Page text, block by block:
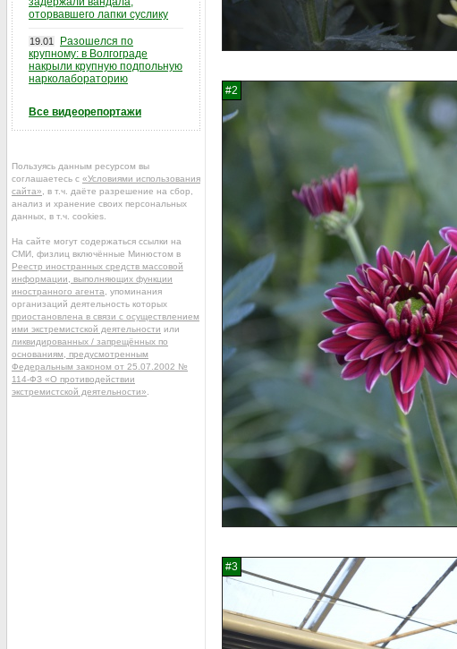
оторвавшего лапки суслику
19.01
Разошелся по
крупному: в Волгограде
накрыли крупную подпольную
нарколабораторию
Все видеорепортажи
Пользуясь данным ресурсом вы
соглашаетесь с «Условиями использования
сайта» , в т.ч. даёте разрешение на сбор,
анализ и хранение своих персональных
данных, в т.ч. cookies.
На сайте могут содержаться ссылки на
СМИ, физлиц включённые Минюстом в
Реестр иностранных средств массовой
информации, выполняющих функции
иностранного агента , упоминания
организаций деятельность которых
приостановлена в связи с осуществлением
ими экстремистской деятельности или
ликвидированных / запрещённых по
основаниям, предусмотренным
Федеральным законом от 25.07.2002 №
114-ФЗ «О противодействии
экстремистской деятельности»